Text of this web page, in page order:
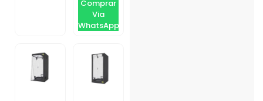
Comprar
Via
WhatsApp